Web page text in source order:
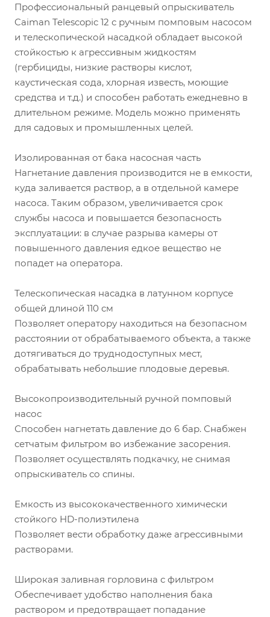
Профессиональный ранцевый опрыскиватель
Caiman Telescopic 12 с ручным помповым насосом
и телескопической насадкой обладает высокой
стойкостью к агрессивным жидкостям
(гербициды, низкие растворы кислот,
каустическая сода, хлорная известь, моющие
средства и т.д.) и способен работать ежедневно в
длительном режиме. Модель можно применять
для садовых и промышленных целей.
Изолированная от бака насосная часть
Нагнетание давления производится не в емкости,
куда заливается раствор, а в отдельной камере
насоса. Таким образом, увеличивается срок
службы насоса и повышается безопасность
эксплуатации: в случае разрыва камеры от
повышенного давления едкое вещество не
попадет на оператора.
Телескопическая насадка в латунном корпусе
общей длиной 110 см
Позволяет оператору находиться на безопасном
расстоянии от обрабатываемого объекта, а также
дотягиваться до труднодоступных мест,
обрабатывать небольшие плодовые деревья.
Высокопроизводительный ручной помповый
насос
Способен нагнетать давление до 6 бар. Снабжен
сетчатым фильтром во избежание засорения.
Позволяет осуществлять подкачку, не снимая
опрыскиватель со спины.
Емкость из высококачественного химически
стойкого HD-полиэтилена
Позволяет вести обработку даже агрессивными
растворами.
Широкая заливная горловина с фильтром
Обеспечивает удобство наполнения бака
раствором и предотвращает попадание